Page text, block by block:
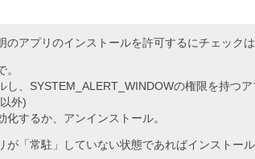
のアプリのインストールを許可するにチェック
。
し、SYSTEM_ALERT_WINDOWの権限を持つア
外)
するか、アンインストール。
が「常駐」していない状態であればインストール